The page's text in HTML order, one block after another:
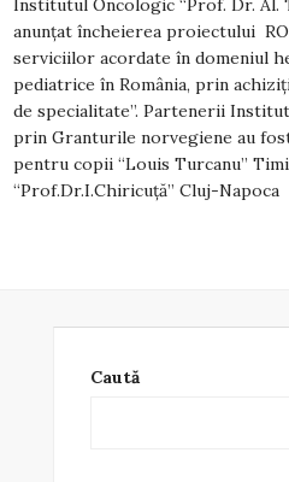
Institutul Oncologic “Prof. Dr. Al.
anunțat încheierea proiectului
serviciilor acordate în domeniul
pediatrice în România, prin
de specialitate”. Partenerii
prin Granturile norvegiene au
pentru copii “Louis Turcanu”
“Prof.Dr.I.Chiricuță” Cluj-Napoca
Caută